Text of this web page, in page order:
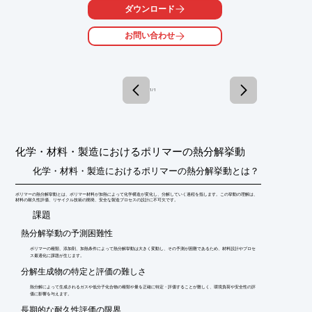
また、高精度な ab initio 分子軌道計算をはじめ、電子相関を考慮
した高度な電子状態計算、計算効率に優れた半経験的分子軌道計
算、さらには分子力場計算まで、多様な計算手法に対応していま
Gaussian&GaussViewの講習会や技術サポートも対応しておりま
初めて導入される方でも安心してご利用いただける環境を提供し
す。お気軽にお問い合わせください。
ダウンロード
お問い合わせ
1 / 1
化学・材料・製造におけるポリマーの熱分解挙動
化学・材料・製造におけるポリマーの熱分解挙動とは？
ポリマーの熱分解挙動とは、ポリマー材料が加熱によって化学構造が変化し、分解していく過程を指します。この挙動の理解は、
材料の耐久性評価、リサイクル技術の開発、安全な製造プロセスの設計に不可欠です。
​課題
熱分解挙動の予測困難性
ポリマーの種類、添加剤、加熱条件によって熱分解挙動は大きく変動し、その予測が困難であるため、材料設計やプロセ
ス最適化に課題が生じます。
分解生成物の特定と評価の難しさ
熱分解によって生成されるガスや低分子化合物の種類や量を正確に特定・評価することが難しく、環境負荷や安全性の評
価に影響を与えます。
長期的な耐久性評価の限界